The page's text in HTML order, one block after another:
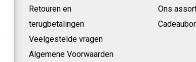
Retouren en
terugbetalingen
Veelgestelde vragen
Algemene Voorwaarden
Ons